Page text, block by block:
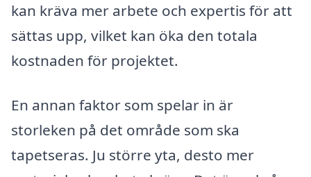
kan kräva mer arbete och expertis för att
sättas upp, vilket kan öka den totala
kostnaden för projektet.
En annan faktor som spelar in är
storleken på det område som ska
tapetseras. Ju större yta, desto mer